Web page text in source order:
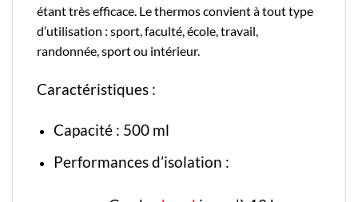
étant très efficace. Le thermos convient à tout type
d’utilisation : sport, faculté, école, travail,
randonnée, sport ou intérieur.
Caractéristiques :
Capacité : 500 ml
Performances d’isolation :